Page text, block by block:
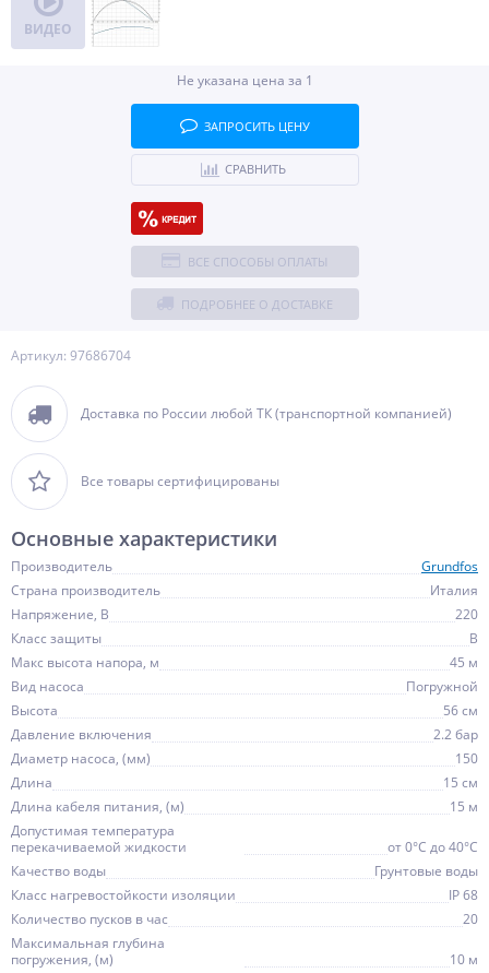
ВИДЕО
Артикул: 97686704
Доставка по России любой ТК (транспортной компанией)
Все товары сертифицированы
Не указана цена за 1
ЗАПРОСИТЬ ЦЕНУ
СРАВНИТЬ
ВСЕ СПОСОБЫ ОПЛАТЫ
ПОДРОБНЕЕ О ДОСТАВКЕ
Основные характеристики
Производитель
Grundfos
Страна производитель
Италия
Напряжение, В
220
Класс защиты
B
Maкс высота напора, м
45 м
Вид насоса
Погружной
Высота
56 см
Давление включения
2.2 бар
Диаметр насоса, (мм)
150
Длина
15 см
Длина кабеля питания, (м)
15 м
Допустимая температура
перекачиваемой жидкости
от 0°C до 40°C
Качество воды
Грунтовые воды
Класс нагревостойкости изоляции
IP 68
Количество пусков в час
20
Максимальная глубина
погружения, (м)
10 м